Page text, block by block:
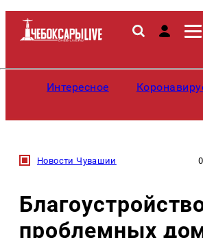
Интересное
Новости Чувашии
проблемных